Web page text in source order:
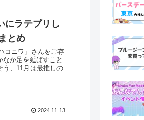
にラテプリし
とめ
コニワ」さんをご存
か足を延ばすこと
う、11月は最推しの
2024.11.13